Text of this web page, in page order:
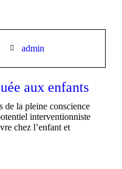
admin
aux enfants
de la pleine conscience
interventionniste
chez l’enfant et